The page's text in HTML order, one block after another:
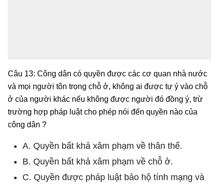
Câu 13: Công dân có quyền được các cơ quan nhà nước
và mọi người tôn trọng chỗ ở, không ai được tự ý vào chỗ
ở của người khác nếu không được người đó đồng ý, trừ
trường hợp pháp luật cho phép nói đến quyền nào của
công dân ?
A. Quyền bất khả xâm phạm về thân thể.
B. Quyền bất khả xâm phạm về chỗ ở.
C. Quyền được pháp luật bảo hộ tính mạng và